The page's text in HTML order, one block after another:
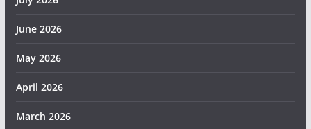
June 2026
May 2026
April 2026
March 2026